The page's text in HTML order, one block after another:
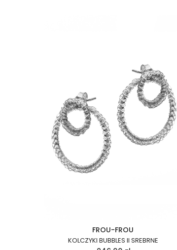
FROU-FROU
KOLCZYKI BUBBLES II SREBRNE